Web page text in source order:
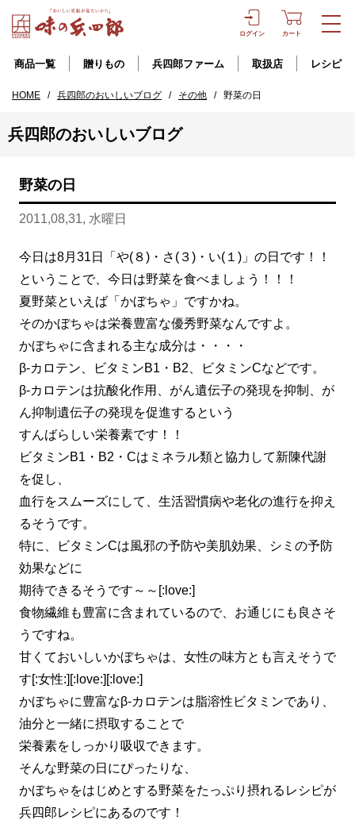
ログイン カート
商品一覧 贈りもの 兵四郎ファーム 取扱店 レシピ
HOME / 兵四郎のおいしいブログ / その他 / 野菜の日
兵四郎のおいしいブログ
野菜の日
2011,08,31, 水曜日
今日は8月31日「や(８)・さ(３)・い(１)」の日です！！
ということで、今日は野菜を食べましょう！！！
夏野菜といえば「かぼちゃ」ですかね。
そのかぼちゃは栄養豊富な優秀野菜なんですよ。
かぼちゃに含まれる主な成分は・・・・
β-カロテン、ビタミンB1・B2、ビタミンCなどです。
β-カロテンは抗酸化作用、がん遺伝子の発現を抑制、が
ん抑制遺伝子の発現を促進するという
すんばらしい栄養素です！！
ビタミンB1・B2・Cはミネラル類と協力して新陳代謝
を促し、
血行をスムーズにして、生活習慣病や老化の進行を抑え
るそうです。
特に、ビタミンCは風邪の予防や美肌効果、シミの予防
効果などに
期待できるそうです～～[:love:]
食物繊維も豊富に含まれているので、お通じにも良さそ
うですね。
甘くておいしいかぼちゃは、女性の味方とも言えそうで
す[:女性:][:love:][:love:]
かぼちゃに豊富なβ-カロテンは脂溶性ビタミンであり、
油分と一緒に摂取することで
栄養素をしっかり吸収できます。
そんな野菜の日にぴったりな、
かぼちゃをはじめとする野菜をたっぷり摂れるレシピが
兵四郎レシピにあるのです！